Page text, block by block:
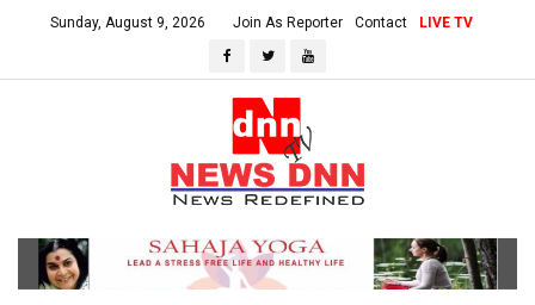
Sunday, August 9, 2026 Join As Reporter Contact LIVE TV